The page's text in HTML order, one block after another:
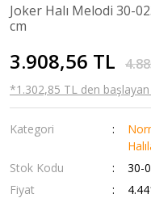
Joker Halı Melodi 30-
cm
3.908,56 TL
*1.302,85 TL den
Kategori
Stok Kodu
30-
Fiyat